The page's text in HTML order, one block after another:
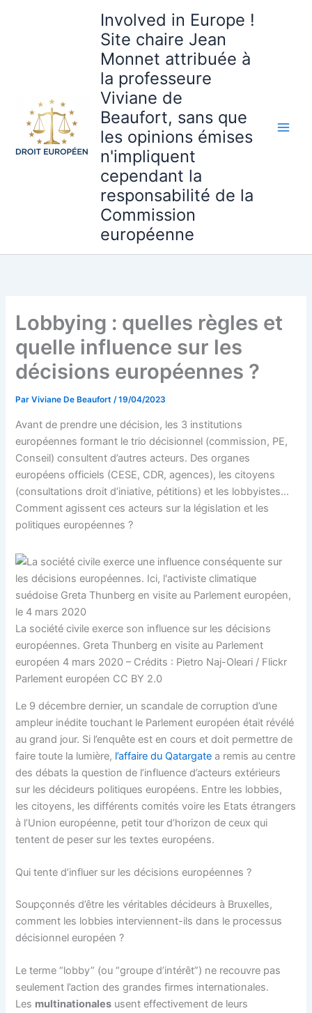
Involved in Europe !
Site chaire Jean
Monnet attribuée à
la professeure
Viviane de
Beaufort, sans que
les opinions émises
n'impliquent
cependant la
responsabilité de la
Commission
européenne
Lobbying : quelles règles et
quelle influence sur les
décisions européennes ?
ParViviane De Beaufort/19/04/2023
Avant de prendre une décision, les 3 institutions
européennes formant le trio décisionnel (commission, PE,
Conseil) consultent d’autres acteurs. Des organes
européens officiels (CESE, CDR, agences), les citoyens
(consultations droit d’iniative, pétitions) et les lobbyistes…
Comment agissent ces acteurs sur la législation et les
politiques européennes ?
La société civile exerce son influence sur les décisions
européennes. Greta Thunberg en visite au Parlement
européen 4 mars 2020 – Crédits : Pietro Naj-Oleari / Flickr
Parlement européen CC BY 2.0
Le 9 décembre dernier, un scandale de corruption d’une
ampleur inédite touchant le Parlement européen était révélé
au grand jour. Si l’enquête est en cours et doit permettre de
faire toute la lumière, l’affaire du Qatargate a remis au centre
des débats la question de l’influence d’acteurs extérieurs
sur les décideurs politiques européens. Entre les lobbies,
les citoyens, les différents comités voire les Etats étrangers
à l’Union européenne, petit tour d’horizon de ceux qui
tentent de peser sur les textes européens.
Qui tente d’influer sur les décisions européennes ?
Soupçonnés d’être les véritables décideurs à Bruxelles,
comment les lobbies interviennent-ils dans le processus
décisionnel européen ?
Le terme “lobby” (ou “groupe d’intérêt”) ne recouvre pas
seulement l’action des grandes firmes internationales.
Les multinationales usent effectivement de leurs